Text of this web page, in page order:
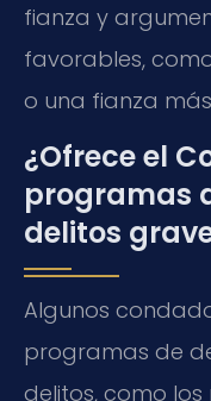
fianza y
favorables,
o una fianza
¿Ofrece el
programas
delitos
Algunos
programas de
delitos, como